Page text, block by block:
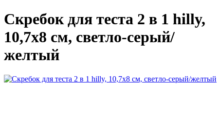
Скребок для теста 2 в 1 hilly,
10,7х8 см, светло-серый/
желтый